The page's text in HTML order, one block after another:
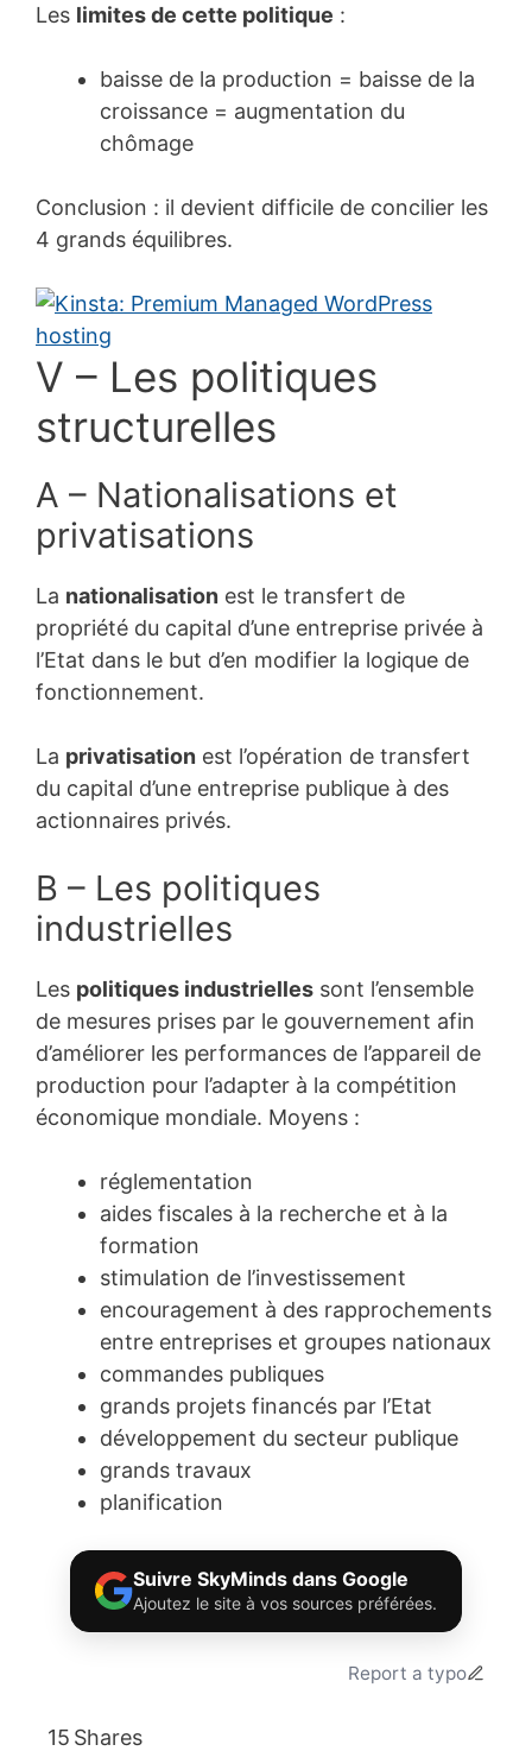
Les limites de cette politique :
baisse de la production = baisse de la
croissance = augmentation du
chômage
Conclusion : il devient difficile de concilier les
4 grands équilibres.
V – Les politiques
structurelles
A – Nationalisations et
privatisations
La nationalisation est le transfert de
propriété du capital d’une entreprise privée à
l’Etat dans le but d’en modifier la logique de
fonctionnement.
La privatisation est l’opération de transfert
du capital d’une entreprise publique à des
actionnaires privés.
B – Les politiques
industrielles
Les politiques industrielles sont l’ensemble
de mesures prises par le gouvernement afin
d’améliorer les performances de l’appareil de
production pour l’adapter à la compétition
économique mondiale. Moyens :
réglementation
aides fiscales à la recherche et à la
formation
stimulation de l’investissement
encouragement à des rapprochements
entre entreprises et groupes nationaux
commandes publiques
grands projets financés par l’Etat
développement du secteur publique
grands travaux
planification
Suivre SkyMinds dans Google
Ajoutez le site à vos sources préférées.
Report a typo
Shares
15